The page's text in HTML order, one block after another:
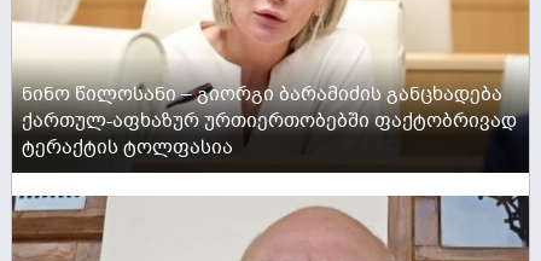
ნინო წილოსანი – გიორგი ბარამიძის განცხადება
ქართულ-აფხაზურ ურთიერთობებში ფაქტობრივად
ტერაქტის ტოლფასია